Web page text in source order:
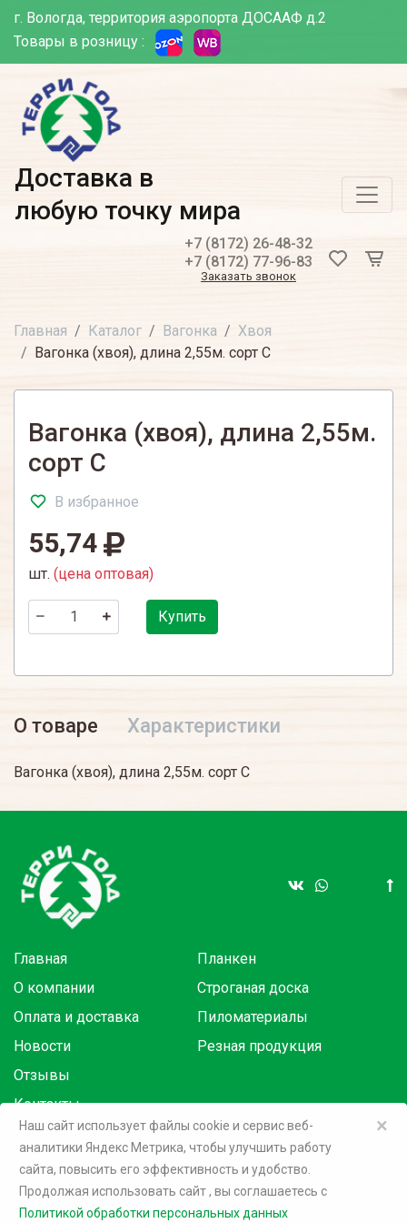
г. Вологда, территория аэропорта ДОСААФ д.2
Товары в розницу :
Доставка в
любую точку мира
+7 (8172) 26-48-32
+7 (8172) 77-96-83
Заказать звонок
Главная Каталог Вагонка
Хвоя
Вагонка (хвоя), длина 2,55м. сорт С
Вагонка (хвоя), длина 2,55м.
сорт С
В избранное
55,74
шт. (цена оптовая)
Купить
О товаре Характеристики
Вагонка (хвоя), длина 2,55м. сорт С
Главная
О компании
Оплата и доставка
Новости
Отзывы
Контакты
Планкен
Строганая доска
Пиломатериалы
Резная продукция
Товары в розницу на маркетплейсах:
©2026 Терри Голд
×
Наш сайт использует файлы cookie и сервис веб-
аналитики Яндекс Метрика, чтобы улучшить работу
сайта, повысить его эффективность и удобство.
Продолжая использовать сайт, вы соглашаетесь c
Политикой обработки персональных данных